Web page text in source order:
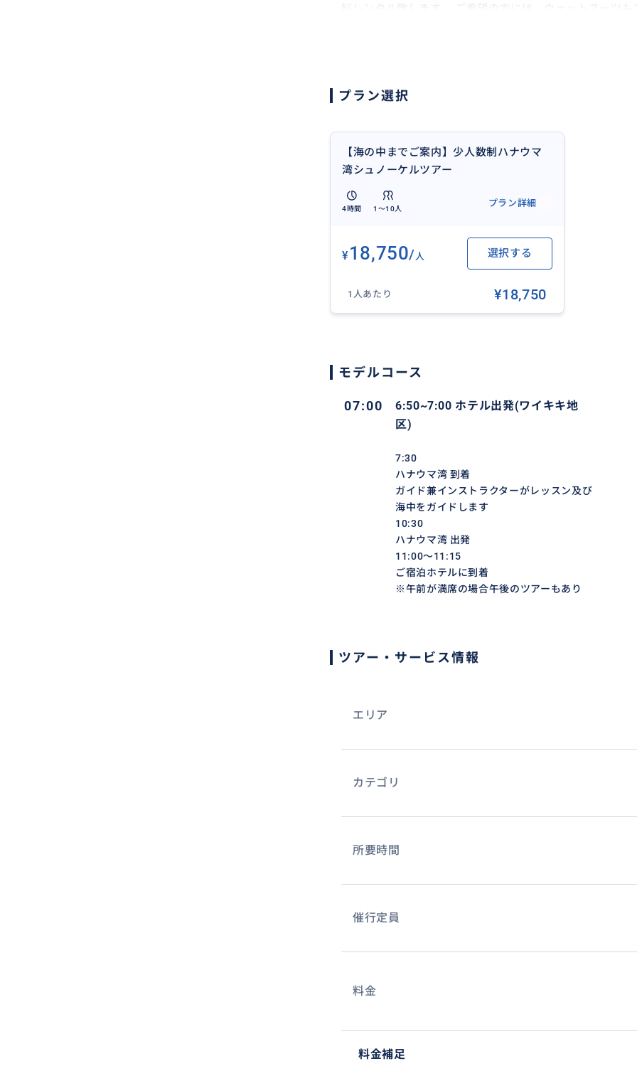
海の中まで専属ガイドがご案内
レッスンとガイド付きなので泳げない方も安心!!
完全貸し切り、又は2組限定のセミプライベートツアー
☆スケジュール目安
ホテル出発(ワイキキ地区)
7:30
ガイド兼インストラクターがレッスン及び海中をガイドし
10:30
ご宿泊ホテルに到着
午後のツアー
ワイキキお迎え
ハナウマ湾 到着
ガイド兼インストラクターがレッスン及び海中をガイドし
ハナウマ湾 出発
15:30～16:15
ご宿泊ホテルに到着
プラン選択
【海の中までご案内】少人数制ハナウマ
湾シュノーケルツアー
4時間 1〜10人
プラン詳細
¥18,750/人 選択する
1人あたり ¥18,750
モデルコース
07:00
6:50~7:00 ホテル出発(ワイキキ地
区)
7:30
ハナウマ湾 到着
ガイド兼インストラクターがレッスン及び
海中をガイドします
10:30
ハナウマ湾 出発
11:00～11:15
ご宿泊ホテルに到着
※午前が満席の場合午後のツアーもあり
ツアー・サービス情報
エリア
カテゴリ
所要時間
催行定員
料金
料金補足